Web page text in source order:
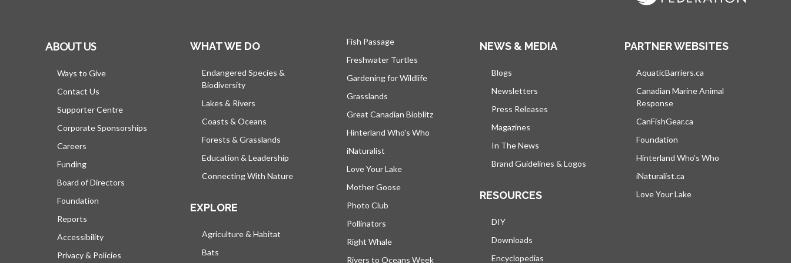
ABOUT US
Ways to Give
Contact Us
Supporter Centre
Corporate Sponsorships
Careers
Funding
Board of Directors
Foundation
Reports
Accessibility
Privacy & Policies
WHAT WE DO
Endangered Species &
Biodiversity
Lakes & Rivers
Coasts & Oceans
Forests & Grasslands
Education & Leadership
Connecting With Nature
EXPLORE
Agriculture & Habitat
Bats
Fish Passage
Freshwater Turtles
Gardening for Wildlife
Grasslands
Great Canadian Bioblitz
Hinterland Who's Who
iNaturalist
Love Your Lake
Mother Goose
Photo Club
Pollinators
Right Whale
Rivers to Oceans Week
NEWS & MEDIA
Blogs
Newsletters
Press Releases
Magazines
In The News
Brand Guidelines & Logos
RESOURCES
DIY
Downloads
Encyclopedias
PARTNER WEBSITES
AquaticBarriers.ca
Canadian Marine Animal
Response
CanFishGear.ca
Foundation
Hinterland Who's Who
iNaturalist.ca
Love Your Lake